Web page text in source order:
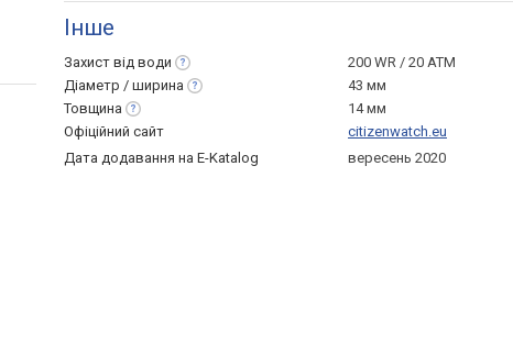
Інше
Захист від води
200 WR / 20 ATM
Діаметр / ширина
43 мм
Товщина
14 мм
Офіційний сайт
citizenwatch.eu
Дата додавання на E-Katalog
вересень 2020